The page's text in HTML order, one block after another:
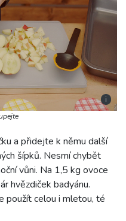
i
a přidejte k němu další
šípků. Nesmí chybět
vůni. Na 1,5 kg ovoce
hvězdiček badyánu.
použít celou i mletou, té